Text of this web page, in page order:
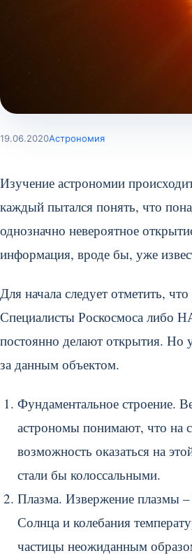
19.06.2020Астрономия
Изучение астрономии
каждый пытался понять, что
однозначно невероятное
информация, вроде бы, уже
Для начала следует отметить,
Специалисты Роскосмоса либо
постоянно делают открытия. Но
за данным объектом.
Фундаментальное строение.
астрономы понимают, что на
возможность оказаться на
стали бы колоссальными.
Плазма. Извержение плазмы
Солнца и колебания
частицы неожиданным